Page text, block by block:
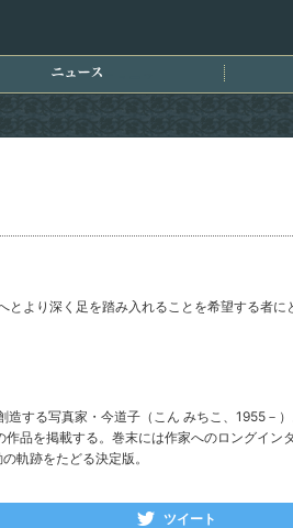
より深く足を踏み入れることを希望する者
する写真家・今道子（こん みちこ、1955－
品を掲載する。巻末には作家へのロングイン
軌跡をたどる決定版。
ツイート